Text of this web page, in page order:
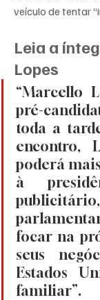
veículo de tentar
Leia a
Lopes
“Marcello
pré-
toda a
encontro,
poderá
à
focar na
seus
Estados
familiar”.